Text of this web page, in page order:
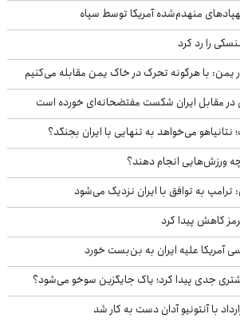
منهدم‌شده آمریکا توسط سپاه
را رد کرد
یمن: با هرگونه تحرک در خاک یمن مقابله می‌کنیم
مقابل ایران شکست مفتضحانه‌ای خورده است
نتانیاهو می‌خواهد به تنهایی با ایران بجنگد؟
ورزش‌هایی انجام دهند؟
کاهش پیدا کرد
آمریکا علیه ایران به بن‌بست خورد
جدی پیدا کرد؛ یاک جایگزین سوخو می‌شود؟
با آنتونیو آدان دست به کار شد